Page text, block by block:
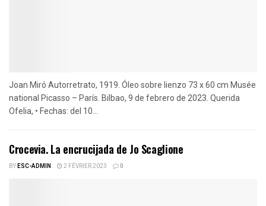
Joan Miró Autorretrato, 1919. Óleo sobre lienzo 73 x 60 cm Musée
national Picasso – París. Bilbao, 9 de febrero de 2023. Querida
Ofelia, • Fechas: del 10...
Crocevia. La encrucijada de Jo Scaglione
BYESC-ADMIN 2 FÉVRIER 2023 0